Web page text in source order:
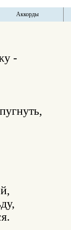
Аккорды
-